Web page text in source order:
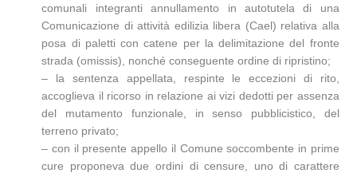
comunali integranti annullamento in autotutela di una
Comunicazione di attività edilizia libera (Cael) relativa alla
posa di paletti con catene per la delimitazione del fronte
strada (omissis), nonché conseguente ordine di ripristino;
– la sentenza appellata, respinte le eccezioni di rito,
accoglieva il ricorso in relazione ai vizi dedotti per assenza
del mutamento funzionale, in senso pubblicistico, del
terreno privato;
– con il presente appello il Comune soccombente in prime
cure proponeva due ordini di censure, uno di carattere